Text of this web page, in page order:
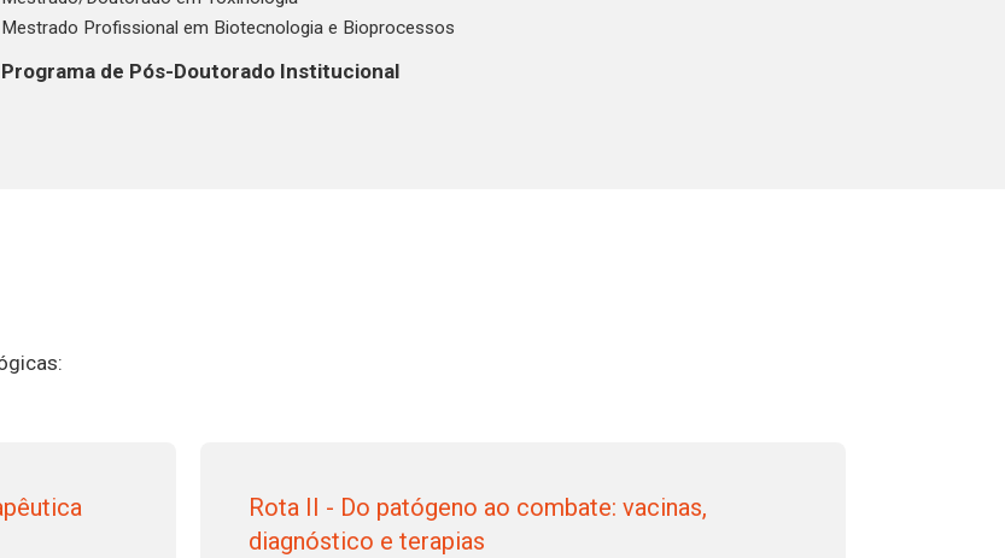
Mestrado Profissional em Biotecnologia e Bioprocessos
Programa de Pós-Doutorado Institucional
Rota II - Do patógeno ao combate: vacinas,
diagnóstico e terapias